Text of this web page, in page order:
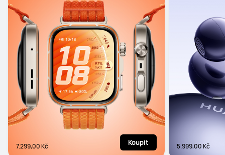
7.299,00 Kč Koupit 5.999,00 Kč